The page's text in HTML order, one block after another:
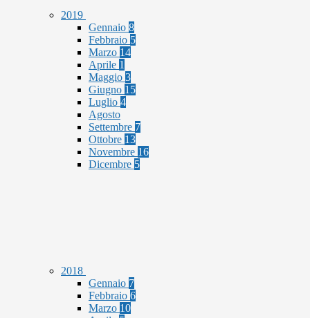
2019
Gennaio 8
Febbraio 5
Marzo 14
Aprile 1
Maggio 3
Giugno 15
Luglio 4
Agosto
Settembre 7
Ottobre 13
Novembre 16
Dicembre 5
2018
Gennaio 7
Febbraio 6
Marzo 10